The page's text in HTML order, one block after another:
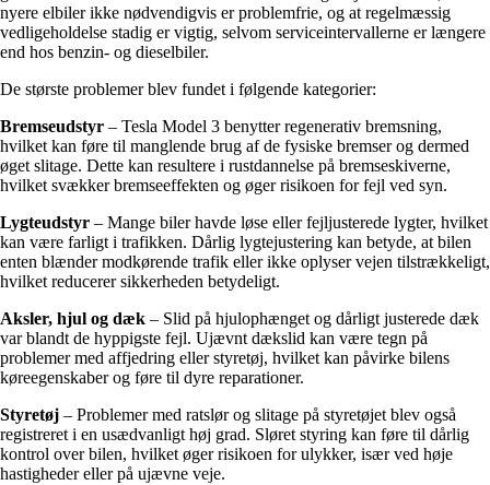
nyere elbiler ikke nødvendigvis er problemfrie, og at regelmæssig
vedligeholdelse stadig er vigtig, selvom serviceintervallerne er længere
end hos benzin- og dieselbiler.
De største problemer blev fundet i følgende kategorier:
Bremseudstyr – Tesla Model 3 benytter regenerativ bremsning,
hvilket kan føre til manglende brug af de fysiske bremser og dermed
øget slitage. Dette kan resultere i rustdannelse på bremseskiverne,
hvilket svækker bremseeffekten og øger risikoen for fejl ved syn.
Lygteudstyr – Mange biler havde løse eller fejljusterede lygter, hvilket
kan være farligt i trafikken. Dårlig lygtejustering kan betyde, at bilen
enten blænder modkørende trafik eller ikke oplyser vejen tilstrækkeligt,
hvilket reducerer sikkerheden betydeligt.
Aksler, hjul og dæk – Slid på hjulophænget og dårligt justerede dæk
var blandt de hyppigste fejl. Ujævnt dækslid kan være tegn på
problemer med affjedring eller styretøj, hvilket kan påvirke bilens
køreegenskaber og føre til dyre reparationer.
Styretøj – Problemer med ratslør og slitage på styretøjet blev også
registreret i en usædvanligt høj grad. Sløret styring kan føre til dårlig
kontrol over bilen, hvilket øger risikoen for ulykker, især ved høje
hastigheder eller på ujævne veje.